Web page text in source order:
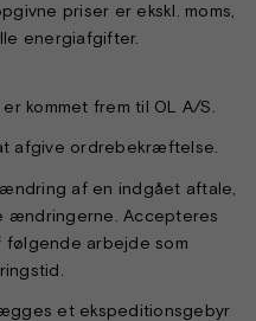
priser er ekskl. moms,
energiafgifter.
kommet frem til OL A/S.
afgive ordrebekræftelse.
af en indgået aftale,
ændringerne. Accepteres
arbejde som
et ekspeditionsgebyr